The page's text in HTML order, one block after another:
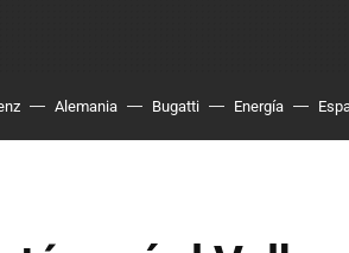
Alemania Bugatti Energía